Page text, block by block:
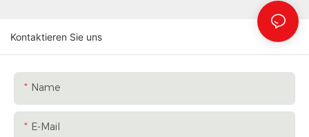
Kontaktieren Sie uns
Name
E-Mail